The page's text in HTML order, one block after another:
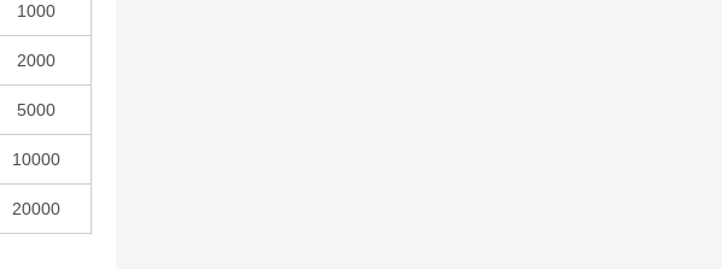
1000
2000
5000
10000
20000